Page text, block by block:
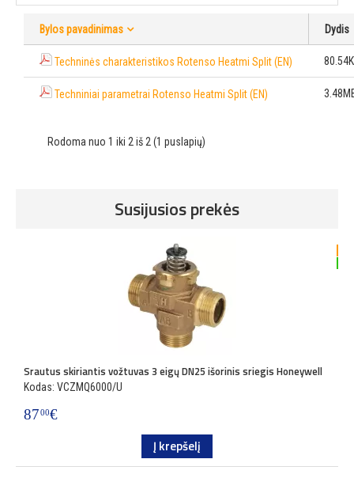
Bylos pavadinimas Dydis
Techninės charakteristikos Rotenso Heatmi Split (EN)
Techniniai parametrai Rotenso Heatmi Split (EN)
Rodoma nuo 1 iki 2 iš 2 (1 puslapių)
Susijusios prekės
Srautus skiriantis vožtuvas 3 eigų DN25 išorinis sriegis Honeywell
Kodas: VCZMQ6000/U
8700€
Į krepšelį